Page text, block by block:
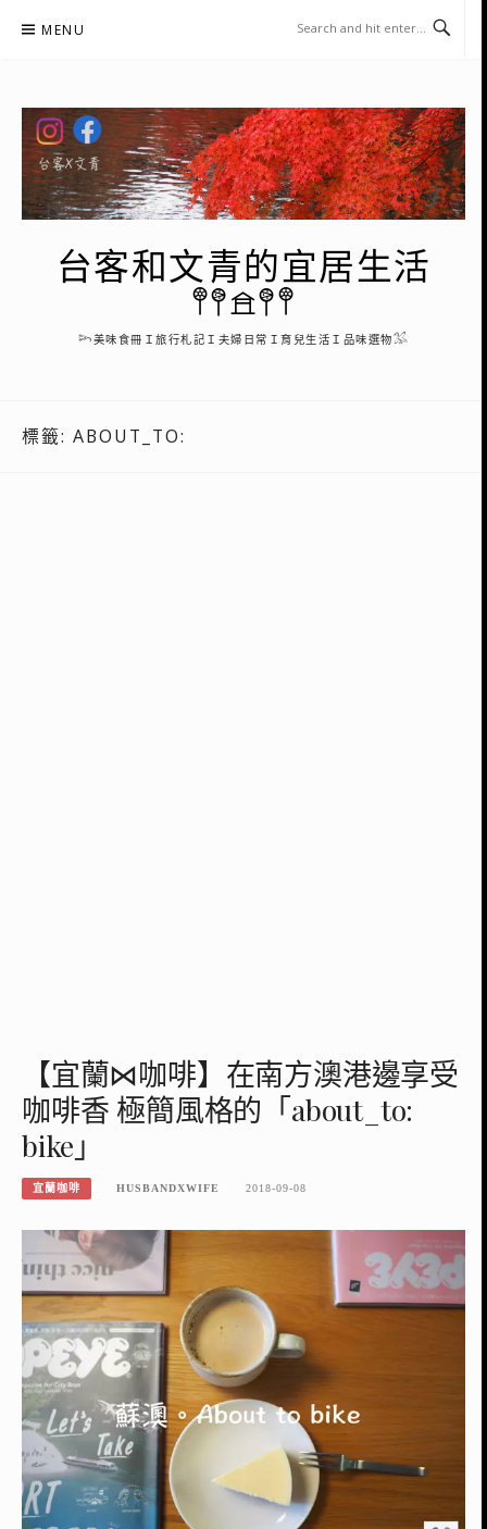
MENU
台客和文青的宜居生活
𖤣𖤥𖠿𖤥𖤣
𓆸美味食冊Ｉ旅行札記Ｉ夫婦日常Ｉ育兒生活Ｉ品味選物𓅮
標籤: ABOUT_TO:
【宜蘭⋈咖啡】在南方澳港邊享受
咖啡香 極簡風格的「about_to:
bike」
宜蘭咖啡 HUSBANDXWIFE 2018-09-08